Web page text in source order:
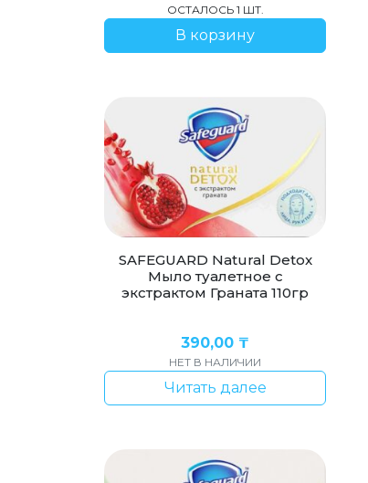
ОСТАЛОСЬ 1 ШТ.
В корзину
SAFEGUARD Natural Detox
Мыло туалетное с
экстрактом Граната 110гр
390,00 ₸
НЕТ В НАЛИЧИИ
Читать далее